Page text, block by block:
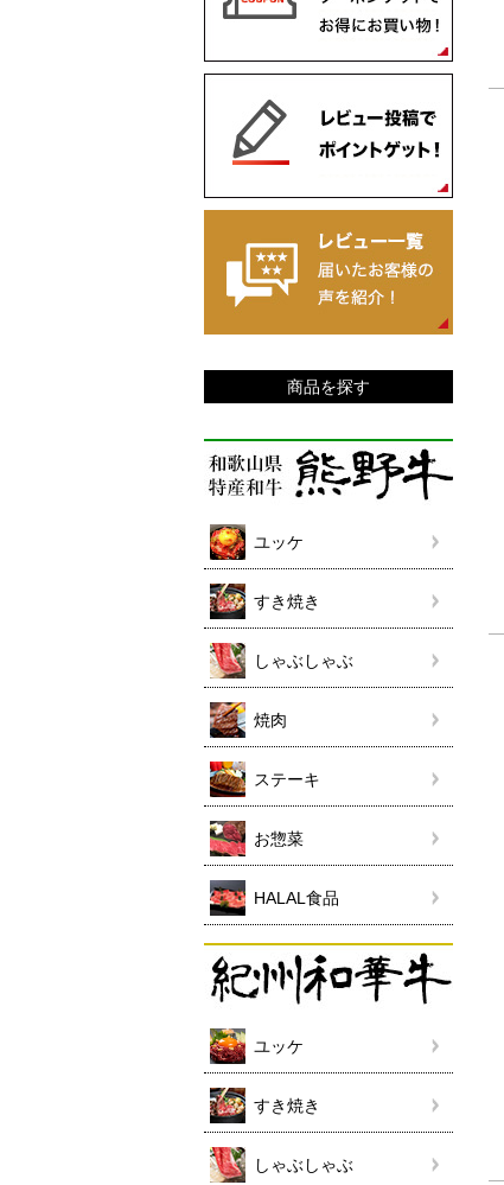
商品を探す
ユッケ
すき焼き
しゃぶしゃぶ
焼肉
ステーキ
お惣菜
HALAL食品
ユッケ
すき焼き
しゃぶしゃぶ